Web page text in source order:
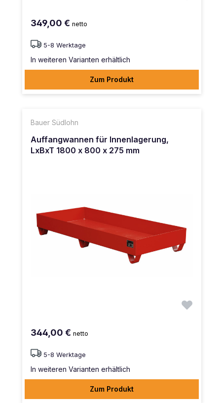
349,00 € netto
5-8 Werktage
In weiteren Varianten erhältlich
Zum Produkt
Bauer Südlohn
Auffangwannen für Innenlagerung,
LxBxT 1800 x 800 x 275 mm
344,00 € netto
5-8 Werktage
In weiteren Varianten erhältlich
Zum Produkt